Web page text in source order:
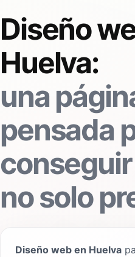
Diseño
Huelva:
una
pensada
no solo
Diseño web en Huelva